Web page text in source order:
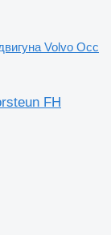
Volvo Occ
FH